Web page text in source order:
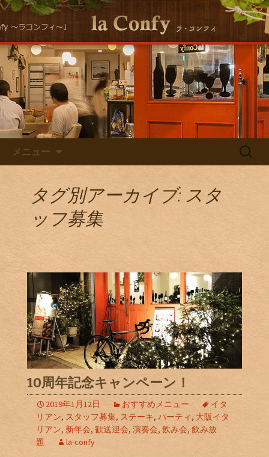
自然派イタリアン la Confyの
Staff Blog
大阪福島にある美味しくヘルシーな自
然派イタリアンla Conｆｙ （ラ・コン
フィ）の最新情報をお届けします！
メニュー
検
タグ別アーカイブ: スタ
ッフ募集
10周年記念キャンペーン！
2019年1月12日 おすすめメニュー
イタ
リアン, スタッフ募集, ステーキ, パーティ , 大阪イタ
リアン, 新年会, 歓送迎会, 演奏会, 飲み会, 飲み放
題
la-confy